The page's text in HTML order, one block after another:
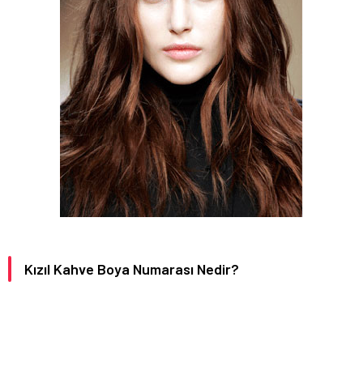
Kızıl Kahve Boya Numarası Nedir?